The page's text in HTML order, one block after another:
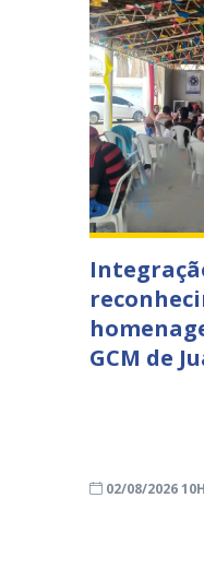
GCM de
02/08/2026